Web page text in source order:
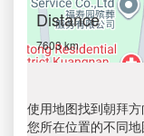
Distance
7603 km
使用地图找到朝拜
您所在位置的不同地